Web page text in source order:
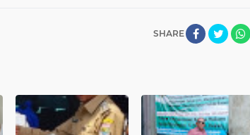
SHARE